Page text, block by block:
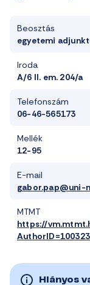
Beosztás
egyetemi
Iroda
A/6 II. em. 204/a
Telefonszám
06-46-565173
Mellék
12-95
E-mail
gabor.pap@uni-
MTMT
https://
Hiányos